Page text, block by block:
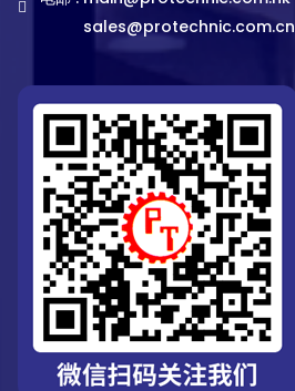
sales@protechnic.com.cn